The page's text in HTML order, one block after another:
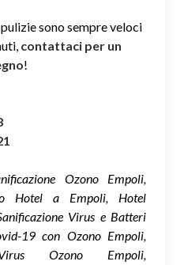
sono sempre veloci
contattaci per un
!
Ozono Empoli,
Hotel a Empoli, Hotel
Virus e Batteri
19 con Ozono Empoli,
Ozono Empoli,